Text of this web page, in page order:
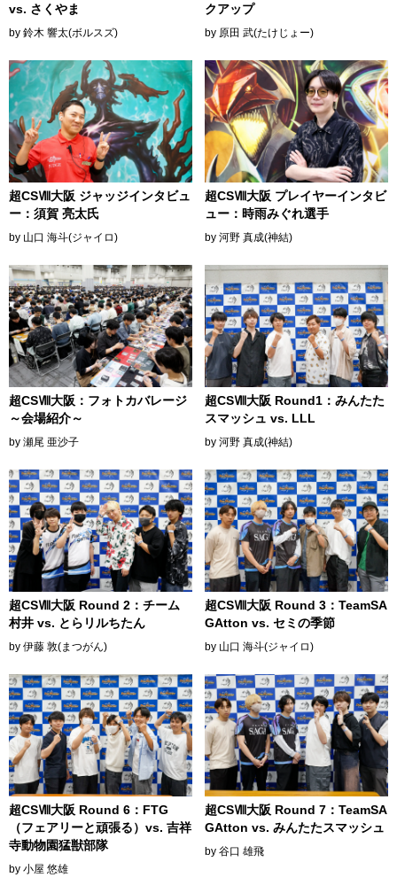
vs. さくやま
by 鈴木 響太(ボルスズ)
クアップ
by 原田 武(たけじょー)
超CSⅧ大阪 ジャッジインタビュ
ー：須賀 亮太氏
by 山口 海斗(ジャイロ)
超CSⅧ大阪 プレイヤーインタビ
ュー：時雨みぐれ選手
by 河野 真成(神結)
超CSⅧ大阪：フォトカバレージ
～会場紹介～
by 瀬尾 亜沙子
超CSⅧ大阪 Round1：みんたた
スマッシュ vs. LLL
by 河野 真成(神結)
超CSⅧ大阪 Round 2：チーム
村井 vs. とらリルちたん
by 伊藤 敦(まつがん)
超CSⅧ大阪 Round 3：TeamSA
GAtton vs. セミの季節
by 山口 海斗(ジャイロ)
超CSⅧ大阪 Round 6：FTG
（フェアリーと頑張る）vs. 吉祥
寺動物園猛獣部隊
by 小屋 悠雄
超CSⅧ大阪 Round 7：TeamSA
GAtton vs. みんたたスマッシュ
by 谷口 雄飛